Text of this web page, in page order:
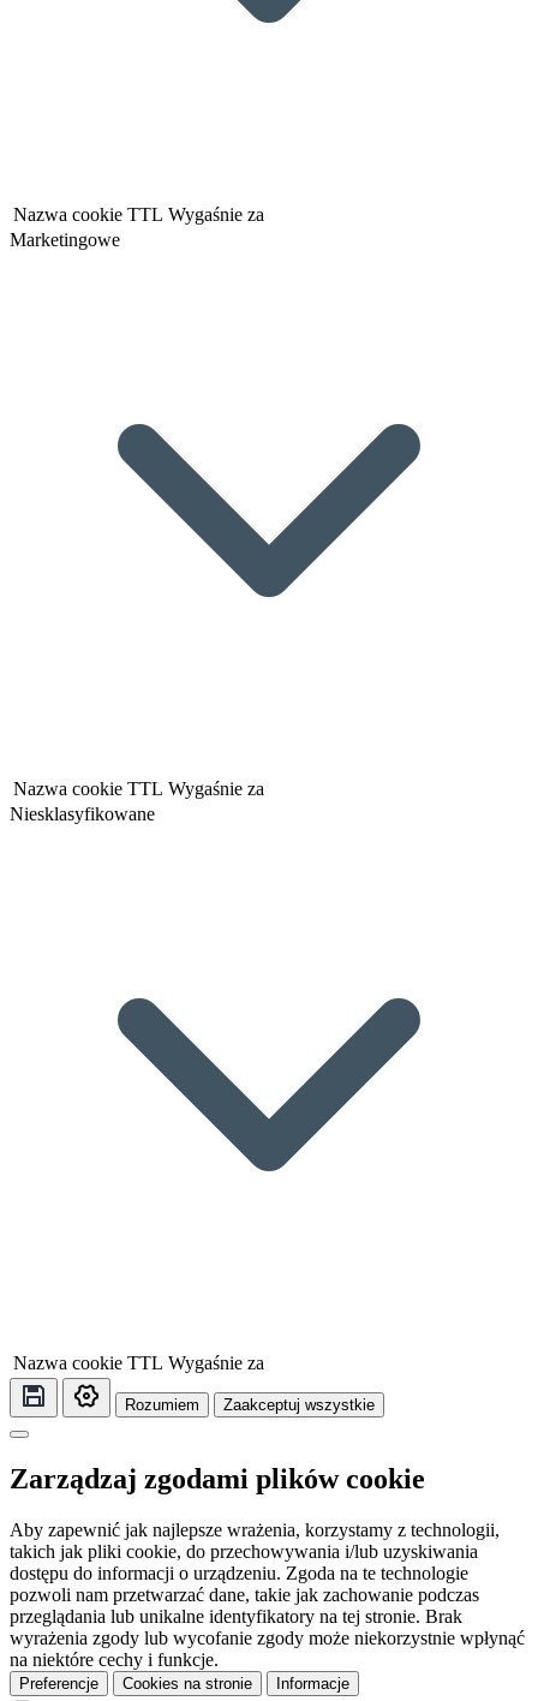
Nazwa cookie TTL Wygaśnie za
Marketingowe
Nazwa cookie TTL Wygaśnie za
Niesklasyfikowane
Nazwa cookie TTL Wygaśnie za
Rozumiem Zaakceptuj wszystkie
Zarządzaj zgodami plików cookie
Aby zapewnić jak najlepsze wrażenia, korzystamy z technologii,
takich jak pliki cookie, do przechowywania i/lub uzyskiwania
dostępu do informacji o urządzeniu. Zgoda na te technologie
pozwoli nam przetwarzać dane, takie jak zachowanie podczas
przeglądania lub unikalne identyfikatory na tej stronie. Brak
wyrażenia zgody lub wycofanie zgody może niekorzystnie wpłynąć
na niektóre cechy i funkcje.
Preferencje Cookies na stronie Informacje